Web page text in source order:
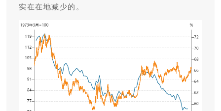
实在在地减少的。